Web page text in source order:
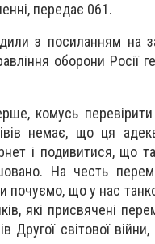
передає 061.
з посиланням на
оборони Росії
комусь перевірити
немає, що ця
і подивитися, що
На честь
почуємо, що у нас
які присвячені
Другої світової